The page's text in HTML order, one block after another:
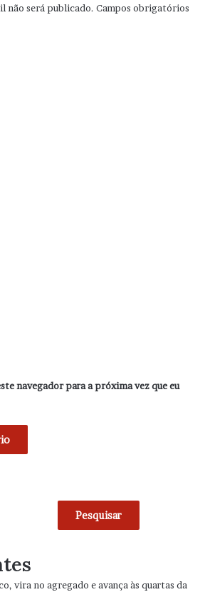
não será publicado. Campos obrigatórios
navegador para a próxima vez que eu
Pesquisar
vira no agregado e avança às quartas da